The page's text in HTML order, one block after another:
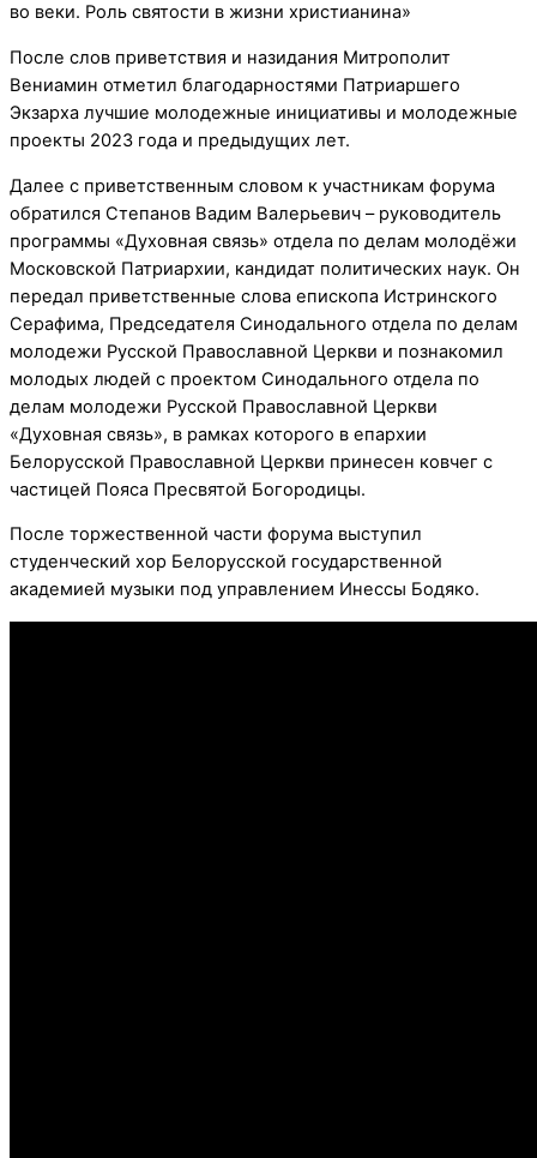
После слов приветствия и назидания Митрополит
Вениамин отметил благодарностями Патриаршего
Экзарха лучшие молодежные инициативы и молодежные
проекты 2023 года и предыдущих лет.
Далее с приветственным словом к участникам форума
обратился Степанов Вадим Валерьевич – руководитель
программы «Духовная связь» отдела по делам молодёжи
Московской Патриархии, кандидат политических наук. Он
передал приветственные слова епископа Истринского
Серафима, Председателя Синодального отдела по делам
молодежи Русской Православной Церкви и познакомил
молодых людей с проектом Синодального отдела по
делам молодежи Русской Православной Церкви
«Духовная связь», в рамках которого в епархии
Белорусской Православной Церкви принесен ковчег с
частицей Пояса Пресвятой Богородицы.
После торжественной части форума выступил
студенческий хор Белорусской государственной
академией музыки под управлением Инессы Бодяко.